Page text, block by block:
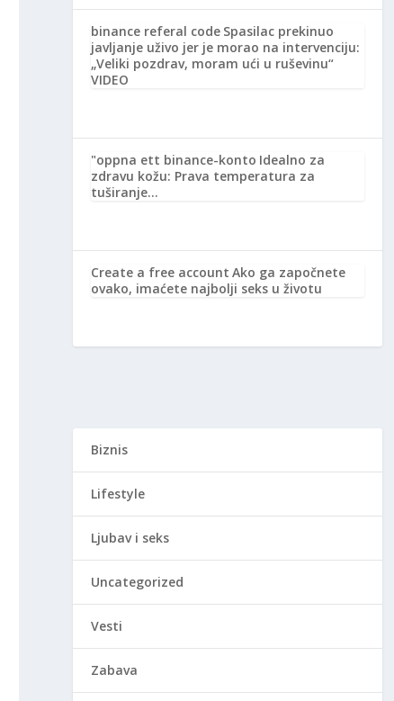
binance referal code Spasilac prekinuo
javljanje uživo jer je morao na intervenciju:
„Veliki pozdrav, moram ući u ruševinu“
VIDEO
"oppna ett binance-konto Idealno za
zdravu kožu: Prava temperatura za
tuširanje…
Create a free account Ako ga započnete
ovako, imaćete najbolji seks u životu
Biznis
Lifestyle
Ljubav i seks
Uncategorized
Vesti
Zabava